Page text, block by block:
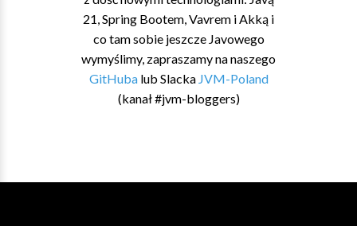
21, Spring Bootem, Vavrem i Akką i
co tam sobie jeszcze Javowego
wymyślimy, zapraszamy na naszego
GitHubalub Slacka JVM-Poland
(kanał #jvm-bloggers)